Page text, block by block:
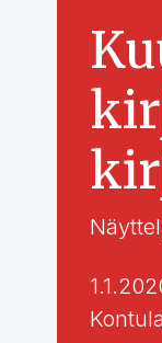
leben
/
en
Att